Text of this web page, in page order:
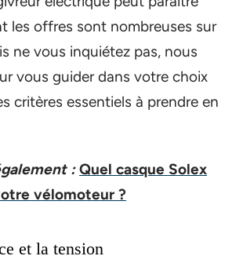
les offres sont nombreuses sur
ne vous inquiétez pas, nous
vous guider dans votre choix
critères essentiels à prendre en
: Quel casque Solex
vélomoteur ?
et la tension